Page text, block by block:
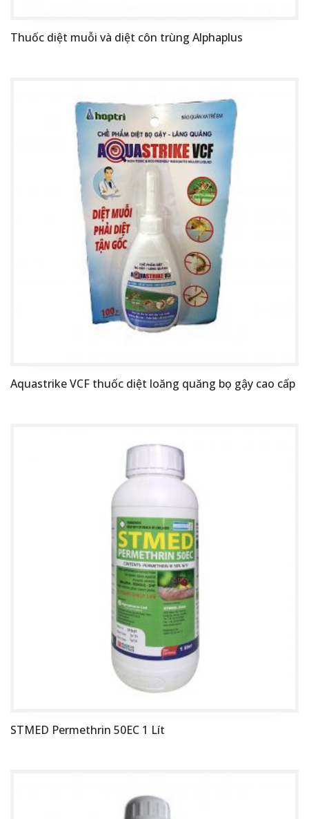
Thuốc diệt muỗi và diệt côn trùng Alphaplus
Aquastrike VCF thuốc diệt loăng quăng bọ gậy cao cấp
STMED Permethrin 50EC 1 Lít